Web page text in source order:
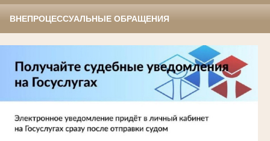
ВНЕПРОЦЕССУАЛЬНЫЕ ОБРАЩЕНИЯ